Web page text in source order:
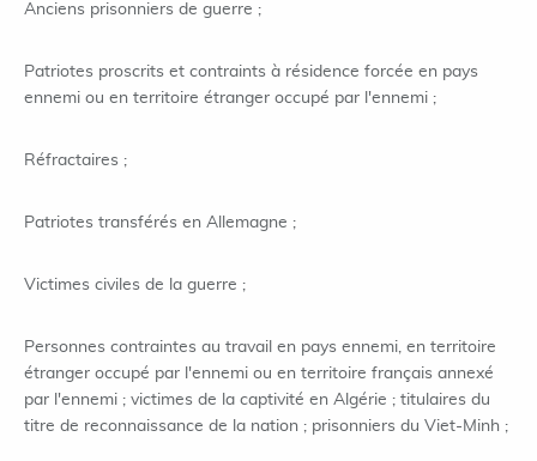
Anciens prisonniers de guerre ;
Patriotes proscrits et contraints à résidence forcée en pays
ennemi ou en territoire étranger occupé par l'ennemi ;
Réfractaires ;
Patriotes transférés en Allemagne ;
Victimes civiles de la guerre ;
Personnes contraintes au travail en pays ennemi, en territoire
étranger occupé par l'ennemi ou en territoire français annexé
par l'ennemi ; victimes de la captivité en Algérie ; titulaires du
titre de reconnaissance de la nation ; prisonniers du Viet-Minh ;